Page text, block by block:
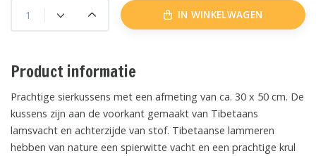
IN WINKELWAGEN
Product informatie
Prachtige sierkussens met een afmeting van ca. 30 x 50 cm. De
kussens zijn aan de voorkant gemaakt van Tibetaans
lamsvacht en achterzijde van stof. Tibetaanse lammeren
hebben van nature een spierwitte vacht en een prachtige krul